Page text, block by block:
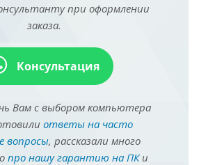
при оформлении
заказа.
Консультация
Вам с выбором компьютера
ответы на часто
вопросы, рассказали много
про нашу гарантию на ПКи